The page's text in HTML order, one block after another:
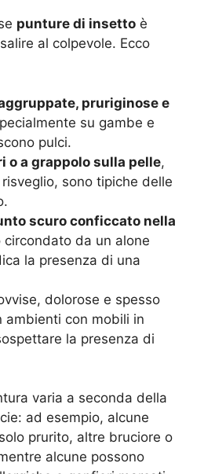
punture di insetto è
al colpevole. Ecco
pruriginose e
su gambe e
pulci.
o a grappolo sulla pelle,
sono tipiche delle
scuro conficcato nella
circondato da un alone
la presenza di una
dolorose e spesso
ambienti con mobili in
la presenza di
varia a seconda della
ad esempio, alcune
prurito, altre bruciore o
alcune possono